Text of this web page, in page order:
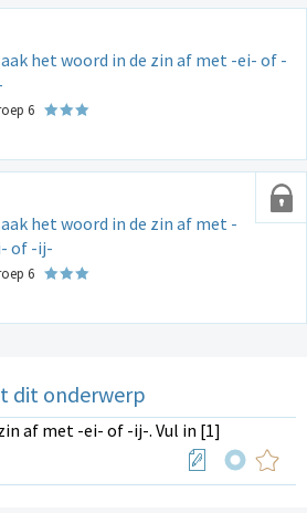
het woord in de zin af met -ei- of -
6
het woord in de zin af met -
of -ij-
6
dit onderwerp
af met -ei- of -ij-. Vul in [1]